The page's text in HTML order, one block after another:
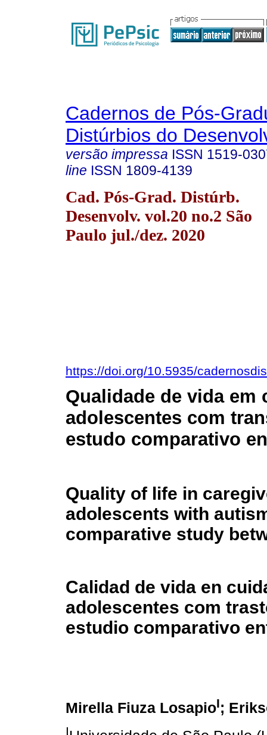
Cadernos de Pós-
Distúrbios do
versão impressa ISSN 1519-
line ISSN 1809-4139
Cad. Pós-Grad. Distúrb.
Desenvolv. vol.20 no.2 São
Paulo jul./dez. 2020
https://doi.org/10.5935/
Qualidade de vida em
adolescentes com
estudo comparativo
Quality of life in
adolescents with
comparative study
Calidad de vida en
adolescentes com
estudio comparativo
Mirella Fiuza LosapioI;
I